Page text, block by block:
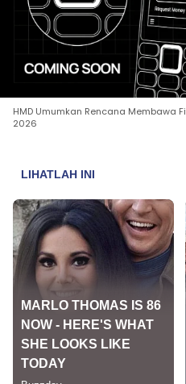
HMD Umumkan Rencana Membawa
2026